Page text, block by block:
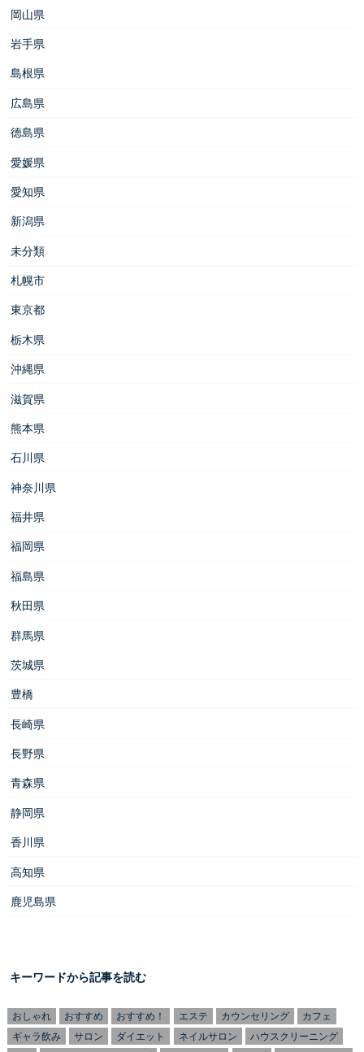
岡山県
岩手県
島根県
広島県
徳島県
愛媛県
愛知県
新潟県
未分類
札幌市
東京都
栃木県
沖縄県
滋賀県
熊本県
石川県
神奈川県
福井県
福岡県
福島県
秋田県
群馬県
茨城県
豊橋
長崎県
長野県
青森県
静岡県
香川県
高知県
鹿児島県
キーワードから記事を読む
おしゃれ おすすめ おすすめ！ エステ カウンセリング
カフェ
ギャラ飲み
サロン ダイエット ネイルサロン
ハウスクリーニング